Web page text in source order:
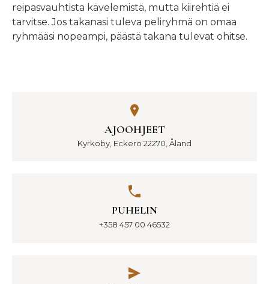
reipasvauhtista kävelemistä, mutta kiirehtiä ei
tarvitse. Jos takanasi tuleva peliryhmä on omaa
ryhmääsi nopeampi, päästä takana tulevat ohitse.
AJOOHJEET
Kyrkoby, Eckerö 22270, Åland
PUHELIN
+358 457 00 46532